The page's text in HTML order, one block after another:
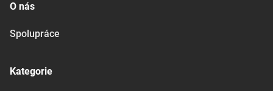
O nás
Spolupráce
Kategorie